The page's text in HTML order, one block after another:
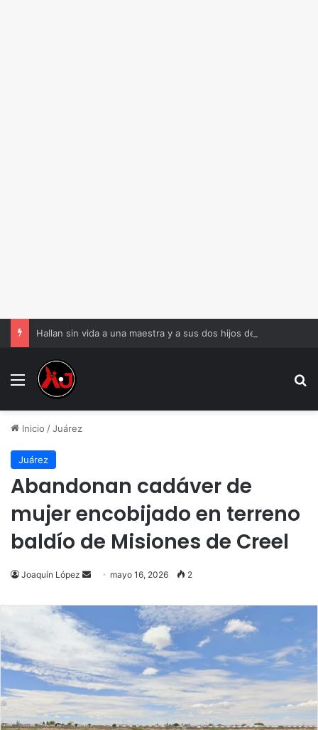
Menu
Inicio /Juárez
Juárez
Abandonan cadáver de
mujer encobijado en terreno
baldío de Misiones de Creel
Joaquín López
Send
email
mayo 16, 2026 2